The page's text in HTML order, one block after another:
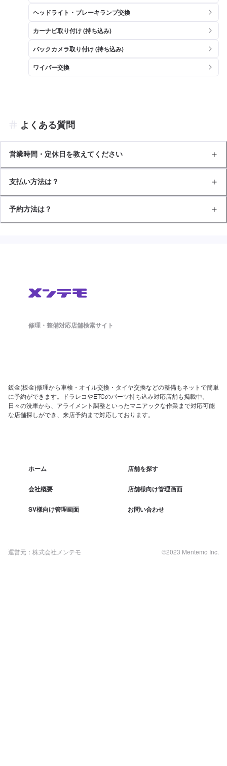
ヘッドライト・ブレーキランプ交換
カーナビ取り付け (持ち込み)
バックカメラ取り付け (持ち込み)
ワイパー交換
よくある質問
営業時間・定休日を教えてください
支払い方法は？
予約方法は？
修理・整備対応店舗検索サイト
鈑金(板金)修理から車検・オイル交換・タイヤ交換などの整備もネットで簡単
に予約ができます。ドラレコやETCのパーツ持ち込み対応店舗も掲載中。
日々の洗車から、アライメント調整といったマニアックな作業まで対応可能
な店舗探しができ、来店予約まで対応しております。
ホーム 店舗を探す
会社概要 店舗様向け管理画面
SV様向け管理画面 お問い合わせ
運営元：株式会社メンテモ ©2023 Mentemo Inc.